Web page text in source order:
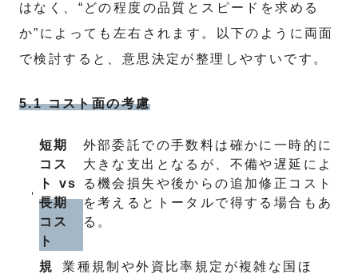
はなく、“どの程度の品質とスピードを求める
か”によっても左右されます。以下のように両面
で検討すると、意思決定が整理しやすいです。
5.1 コスト面の考慮
短期
コス
ト vs
長期
コス
ト
外部委託での手数料は確かに一時的に
大きな支出となるが、不備や遅延によ
る機会損失や後からの追加修正コスト
を考えるとトータルで得する場合もあ
る。
規
業種規制や外資比率規定が複雑な国ほ